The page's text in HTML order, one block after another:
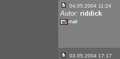
04.05.2004 11:24
Autor: riddick
03.05.2004 17:17